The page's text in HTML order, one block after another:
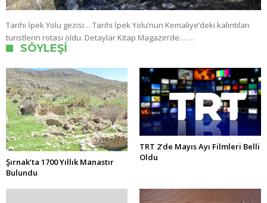
Tarihi İpek Yolu gezisi… Tarihi İpek Yolu’nun Kemaliye’deki kalıntıları
turistlerin rotası oldu. Detaylar Kitap Magazin‘de… …
SÖYLEŞI
Şırnak’ta 1700 Yıllık Manastır
Bulundu
TRT 2’de Mayıs Ayı Filmleri Belli
Oldu